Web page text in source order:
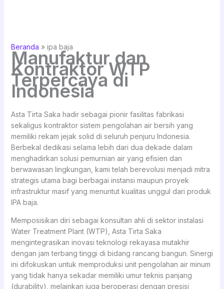
Beranda » ipa baja
Manufaktur dan
Kontraktor WTP
Terpercaya di
Indonesia
Asta Tirta Saka hadir sebagai pionir fasilitas fabrikasi
sekaligus kontraktor sistem pengolahan air bersih yang
memiliki rekam jejak solid di seluruh penjuru Indonesia.
Berbekal dedikasi selama lebih dari dua dekade dalam
menghadirkan solusi pemurnian air yang efisien dan
berwawasan lingkungan, kami telah berevolusi menjadi mitra
strategis utama bagi berbagai instansi maupun proyek
infrastruktur masif yang menuntut kualitas unggul dari produk
IPA baja.
Memposisikan diri sebagai konsultan ahli di sektor instalasi
Water Treatment Plant (WTP), Asta Tirta Saka
mengintegrasikan inovasi teknologi rekayasa mutakhir
dengan jam terbang tinggi di bidang rancang bangun. Sinergi
ini difokuskan untuk memproduksi unit pengolahan air minum
yang tidak hanya sekadar memiliki umur teknis panjang
(durability), melainkan juga beroperasi dengan presisi